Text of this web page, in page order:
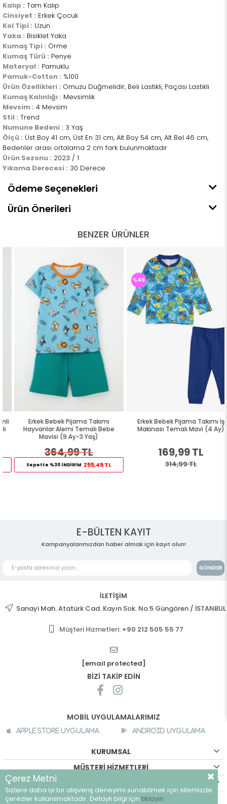
Kalıp : Tam Kalıp
Cinsiyet : Erkek Çocuk
Kol Tipi : Uzun
Yaka : Bisiklet Yaka
Kumaş Tipi : Örme
Kumaş Türü : Penye
Materyal : Pamuklu
Pamuk-Cotton : %100
Ürün Özellikleri : Omuzu Düğmelidir, Beli Lastikli, Paçası Lastikli
Kumaş Kalınlığı : Mevsimlik
Mevsim : 4 Mevsim
Stil : Trend
Numune Bedeni : 3 Yaş
Ölçü : Üst Boy 41 cm, Üst En 31 cm, Alt Boy 54 cm, Alt Bel 46 cm,
Bedenler arası ortalama 2 cm fark bulunmaktadır
Ürün Sezonu : 2023 / 1
Yıkama Derecesi : 30 Derece
Ödeme Seçenekleri
Ürün Önerileri
BENZER ÜRÜNLER
Erkek Bebek Pijama Takımı
Hayvanlar Alemi Temalı Bebe
Mavisi (9 Ay-3 Yaş)
364,99 TL
Sepette %30 İNDİRİM 255,49 TL
Erkek Bebek Pijama Takımı İş
Makinası Temalı Mavi (4 Ay)
169,99 TL
314,99 TL
%46
E-BÜLTEN KAYIT
Kampanyalarımızdan haber almak için kayıt olun!
GÖNDER
İLETİŞİM
Sanayi Mah. Atatürk Cad. Kayın Sok. No:5 Güngören / İSTANBUL
Müşteri Hizmetleri: +90 212 505 55 77
[email protected]
BİZİ TAKİP EDİN
MOBİL UYGULAMALARIMIZ
Apple Store Uygulama Android Uygulama
KURUMSAL
MÜŞTERİ HİZMETLERİ
©breeze.com.tr - Tüm hakları saklıdır.
Çerez Metni
Sizlere daha iyi bir alışveriş deneyimi sunabilmek için sitemizde
çerezler kullanılmaktadır. Detaylı bilgi için tıklayın